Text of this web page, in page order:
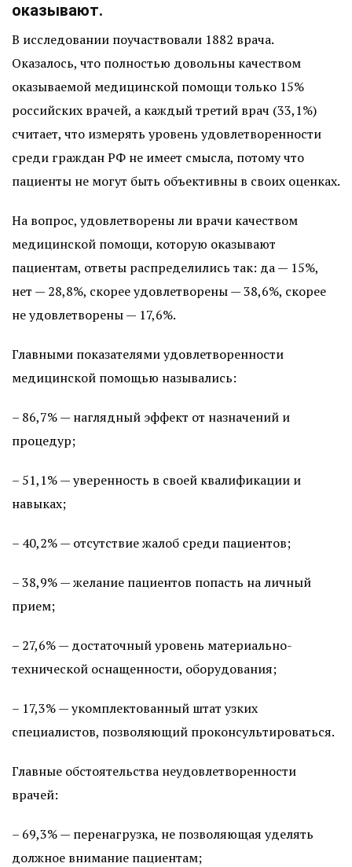
оказывают.
В исследовании поучаствовали 1882 врача.
Оказалось, что полностью довольны качеством
оказываемой медицинской помощи только 15%
российских врачей, а каждый третий врач (33,1%)
считает, что измерять уровень удовлетворенности
среди граждан РФ не имеет смысла, потому что
пациенты не могут быть объективны в своих оценках.
На вопрос, удовлетворены ли врачи качеством
медицинской помощи, которую оказывают
пациентам, ответы распределились так: да — 15%,
нет — 28,8%, скорее удовлетворены — 38,6%, скорее
не удовлетворены — 17,6%.
Главными показателями удовлетворенности
медицинской помощью назывались:
– 86,7% — наглядный эффект от назначений и
процедур;
– 51,1% — уверенность в своей квалификации и
навыках;
– 40,2% — отсутствие жалоб среди пациентов;
– 38,9% — желание пациентов попасть на личный
прием;
– 27,6% — достаточный уровень материально-
технической оснащенности, оборудования;
– 17,3% — укомплектованный штат узких
специалистов, позволяющий проконсультироваться.
Главные обстоятельства неудовлетворенности
врачей:
– 69,3% — перенагрузка, не позволяющая уделять
должное внимание пациентам;